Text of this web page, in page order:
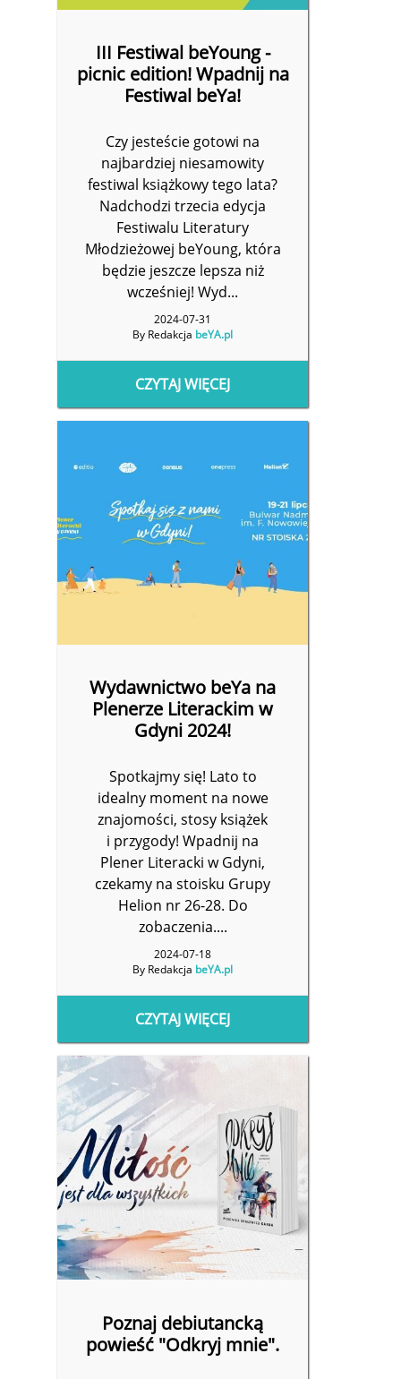
III Festiwal beYoung -
picnic edition! Wpadnij na
Festiwal beYa!
Czy jesteście gotowi na
najbardziej niesamowity
festiwal książkowy tego lata?
Nadchodzi trzecia edycja
Festiwalu Literatury
Młodzieżowej beYoung, która
będzie jeszcze lepsza niż
wcześniej! Wyd...
2024-07-31
By Redakcja beYA.pl
CZYTAJ WIĘCEJ
Wydawnictwo beYa na
Plenerze Literackim w
Gdyni 2024!
Spotkajmy się! Lato to
idealny moment na nowe
znajomości, stosy książek
i przygody! Wpadnij na
Plener Literacki w Gdyni,
czekamy na stoisku Grupy
Helion nr 26-28. Do
zobaczenia....
2024-07-18
By Redakcja beYA.pl
CZYTAJ WIĘCEJ
Poznaj debiutancką
powieść "Odkryj mnie".